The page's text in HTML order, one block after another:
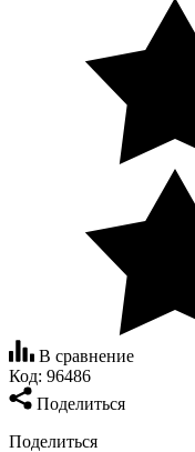
В сравнение
Код: 96486
Поделиться
Поделиться